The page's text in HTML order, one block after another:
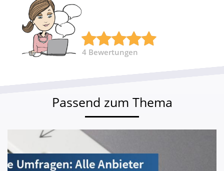
4 Bewertungen
Passend zum Thema